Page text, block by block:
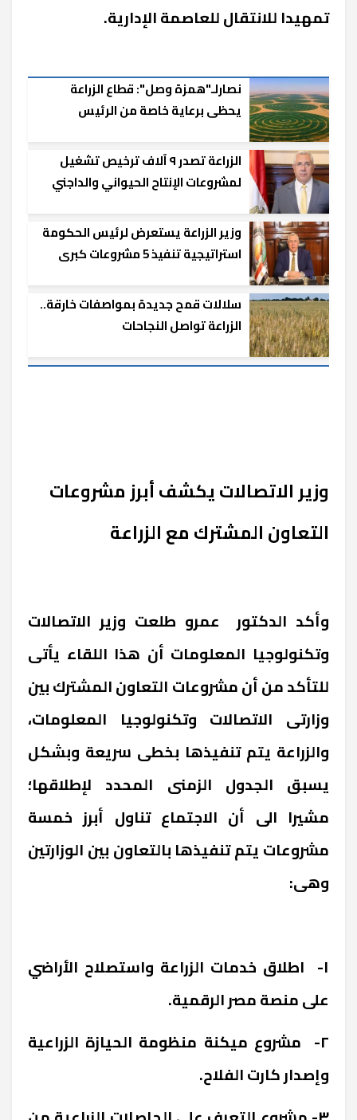
تمهيدا للانتقال للعاصمة الإدارية.
نصارلـ"همزة وصل": قطاع الزراعة
يحظى برعاية خاصة من الرئيس
الزراعة تصدر ٩ آلاف ترخيص تشغيل
لمشروعات الإنتاح الحيواني والداجني
وزير الزراعة يستعرض لرئيس الحكومة
استراتيجية تنفيذ 5 مشروعات كبرى
سلالات قمح جديدة بمواصفات خارقة..
الزراعة تواصل النجاحات
وزير الاتصالات يكشف أبرز مشروعات
التعاون المشترك مع الزراعة
وأكد الدكتور عمرو طلعت وزير الاتصالات
وتكنولوجيا المعلومات أن هذا اللقاء يأتى
للتأكد من أن مشروعات التعاون المشترك بين
وزارتى الاتصالات وتكنولوجيا المعلومات،
والزراعة يتم تنفيذها بخطى سريعة وبشكل
يسبق الجدول الزمنى المحدد لإطلاقها؛
مشيرا الى أن الاجتماع تناول أبرز خمسة
مشروعات يتم تنفيذها بالتعاون بين الوزارتين
وهى:
١- اطلاق خدمات الزراعة واستصلاح الأراضي
على منصة مصر الرقمية.
٢- مشروع ميكنة منظومة الحيازة الزراعية
وإصدار كارت الفلاح.